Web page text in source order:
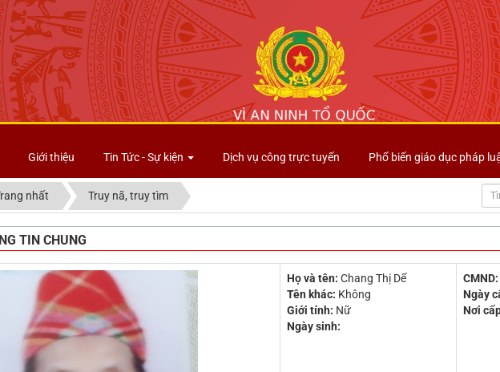
Giới thiệu Tin Tức - Sự kiện Dịch vụ công trực tuyến Phổ biến giáo dục pháp
nhất Truy nã, truy tìm
TIN CHUNG
Họ và tên: Chang Thị Dế
Tên khác: Không
Giới tính: Nữ
Ngày sinh:
CMND:
Ngày
Nơi